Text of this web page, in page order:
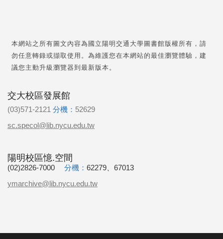
本網站之所有圖文內容為國立陽明交通大學圖書館版權所有，請
勿任意轉錄或擷取使用。為維護您在本網站的最佳瀏覽體驗，建
議您主動升級瀏覽器到最新版本。
交大校區發展館
(03)571-2121 分機： 52629
sc.specol@lib.nycu.edu.tw
陽明校區憶.空間
(02)2826-7000 分機： 62279、67013
ymarchive@lib.nycu.edu.tw